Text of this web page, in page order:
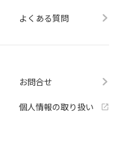
よくある質問
お問合せ
個人情報の取り扱い